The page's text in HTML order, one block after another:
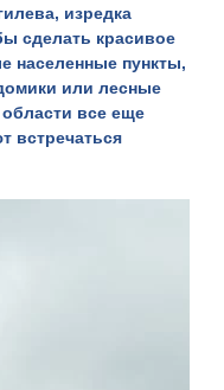
изредка
сделать красивое
населенные пункты,
или лесные
все еще
встречаться